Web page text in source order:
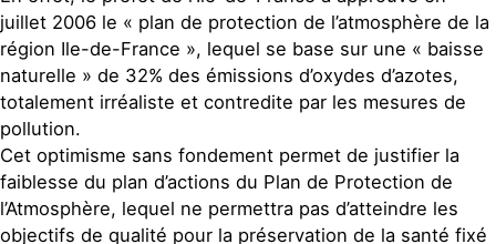
juillet 2006 le « plan de protection de l’atmosphère de la
région Ile-de-France », lequel se base sur une « baisse
naturelle » de 32% des émissions d’oxydes d’azotes,
totalement irréaliste et contredite par les mesures de
pollution.
Cet optimisme sans fondement permet de justifier la
faiblesse du plan d’actions du Plan de Protection de
l’Atmosphère, lequel ne permettra pas d’atteindre les
objectifs de qualité pour la préservation de la santé fixé